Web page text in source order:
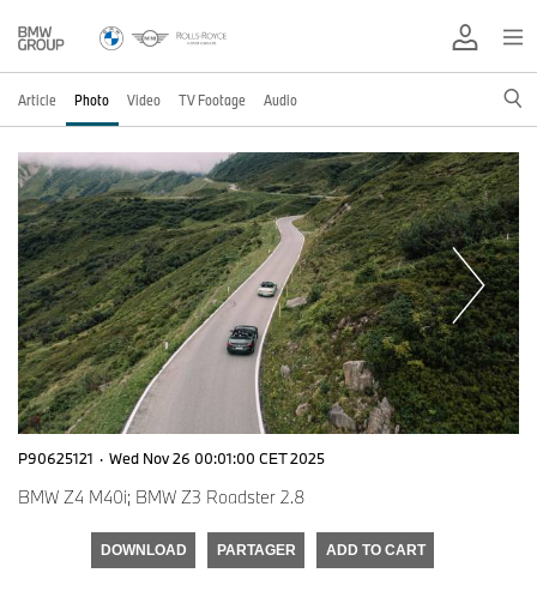
Article Photo Video TV Footage Audio
P90625121 · Wed Nov 26 00:01:00 CET 2025
BMW Z4 M40i; BMW Z3 Roadster 2.8
DOWNLOAD PARTAGER ADD TO CART